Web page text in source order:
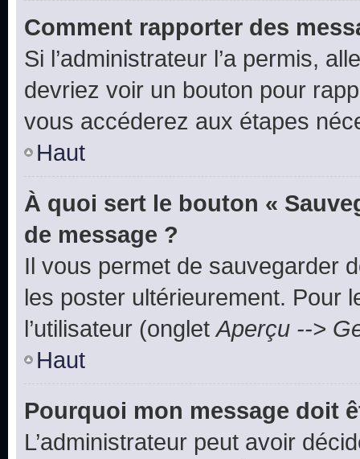
Comment rapporter des
Si l’administrateur l’a permis,
devriez voir un bouton pour
vous accéderez aux étapes
Haut
À quoi sert le bouton «
de message ?
Il vous permet de sauvegarder
les poster ultérieurement. Pour
l’utilisateur (ongletAperçu -->
Haut
Pourquoi mon message doit
L’administrateur peut avoir